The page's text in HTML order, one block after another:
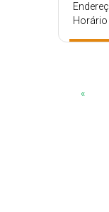
Horário
«